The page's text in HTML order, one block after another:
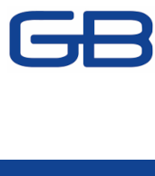
Zum Inhalt